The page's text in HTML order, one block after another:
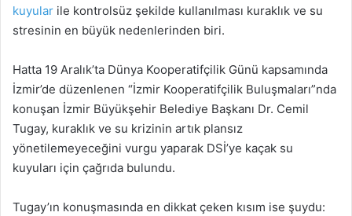
kuyular ile kontrolsüz şekilde kullanılması kuraklık ve su
stresinin en büyük nedenlerinden biri.
Hatta 19 Aralık’ta Dünya Kooperatifçilik Günü kapsamında
İzmir’de düzenlenen “İzmir Kooperatifçilik Buluşmaları”nda
konuşan İzmir Büyükşehir Belediye Başkanı Dr. Cemil
Tugay, kuraklık ve su krizinin artık plansız
yönetilemeyeceğini vurgu yaparak DSİ’ye kaçak su
kuyuları için çağrıda bulundu.
Tugay’ın konuşmasında en dikkat çeken kısım ise şuydu: